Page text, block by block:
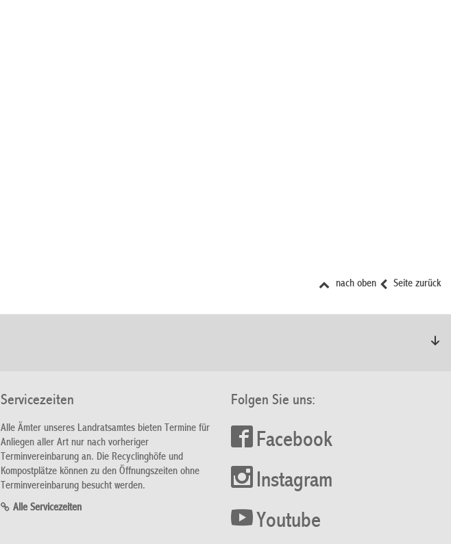
Seite zurück
nach oben
Servicezeiten
Alle Ämter unseres Landratsamtes bieten Termine für
Anliegen aller Art nur nach vorheriger
Terminvereinbarung an. Die Recyclinghöfe und
Kompostplätze können zu den Öffnungszeiten ohne
Terminvereinbarung besucht werden.
Alle Servicezeiten
Folgen Sie uns:
Facebook
Instagram
Youtube